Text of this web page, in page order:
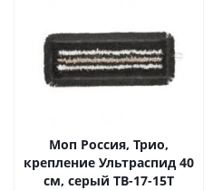
Моп Россия, Трио,
крепление Ультраспид 40
см, серый ТВ-17-15Т